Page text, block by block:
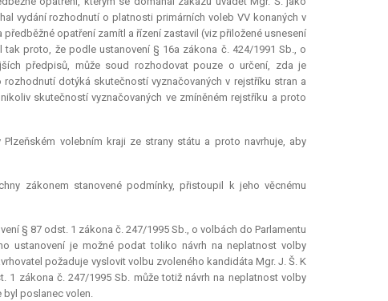
vydání rozhodnutí o platnosti primárních voleb VV konaných v
opatření zamítl a řízení zastavil (viz přiložené usnesení
proto, že podle ustanovení § 16a zákona č. 424/1991 Sb., o
předpisů, může soud rozhodovat pouze o určení, zda je
dotýká skutečností vyznačovaných v rejstříku stran a
skutečností vyznačovaných ve zmíněném rejstříku a proto
volebním kraji ze strany státu a proto navrhuje, aby
zákonem stanovené podmínky, přistoupil k jeho věcnému
§ 87 odst. 1 zákona č. 247/1995 Sb., o volbách do Parlamentu
ustanovení je možné podat toliko návrh na neplatnost volby
požaduje vyslovit volbu zvoleného kandidáta Mgr. J. Š. K
1 zákona č. 247/1995 Sb. může totiž návrh na neplatnost volby
poslanec volen.